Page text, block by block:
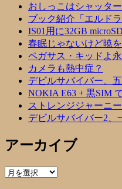
おしっこはシャッタ
ブック紹介「エルドラ
IS01用に32GB
春眠じゃないけど暁
ペガサス・キッドよ
カメラも熱中症？
デビルサバイバー、
NOKIA E63 + 黒SIM
ストレンジジャーニ
デビルサバイバー2、
アーカイブ
ア